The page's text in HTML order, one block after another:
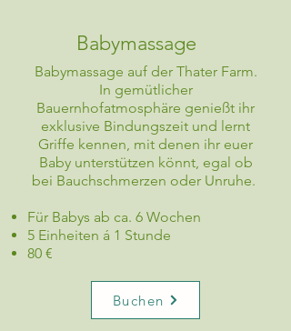
Babymassage
Babymassage auf der Thater Farm.
In gemütlicher
Bauernhofatmosphäre genießt ihr
exklusive Bindungszeit und lernt
Griffe kennen, mit denen ihr euer
Baby unterstützen könnt, egal ob
bei Bauchschmerzen oder Unruhe.
Für Babys ab ca. 6 Wochen
5 Einheiten á 1 Stunde
80 €
Buchen